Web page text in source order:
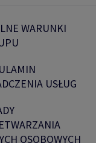
WARUNKI
USŁUG
OSOBOWYCH